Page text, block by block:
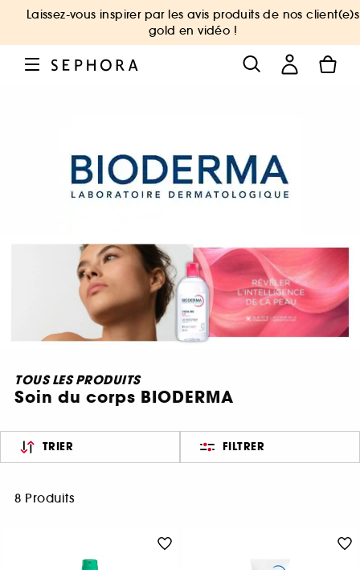
Laissez-vous inspirer par les avis produits de nos client(e)s
gold en vidéo !
TOUS LES PRODUITS
Soin du corps BIODERMA
TRIER FILTRER
8 Produits